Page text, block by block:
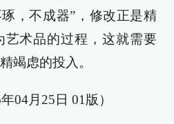
，不成器”，修改正是精
艺术品的过程，这就需要
竭虑的投入。
04月25日 01版）